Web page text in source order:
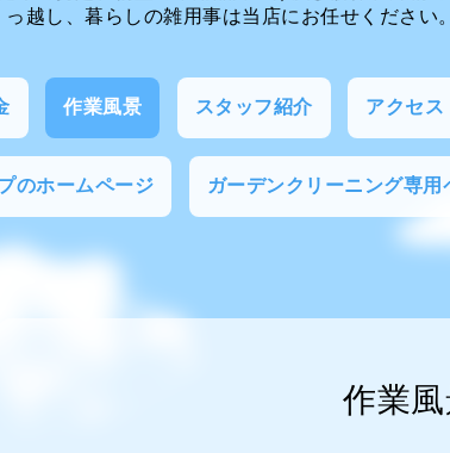
っ越し、暮らしの雑用事は当店にお任せください。
作業風景 スタッフ紹介 アクセス
のホームページ ガーデンクリーニング専用
作業